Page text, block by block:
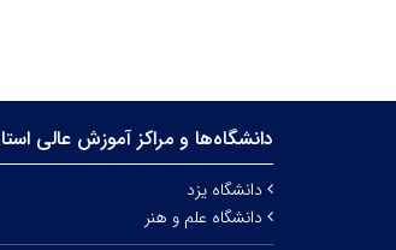
دانشگاه‌ها و مراکز آموزش عالی
دانشگاه یزد
دانشگاه علم و هنر